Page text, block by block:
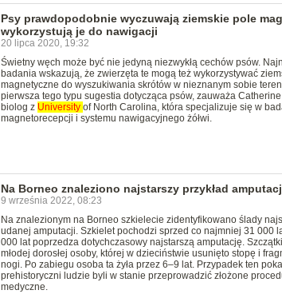
Psy prawdopodobnie wyczuwają ziemskie pole
wykorzystują je do nawigacji
20 lipca 2020, 19:32
Świetny węch może być nie jedyną niezwykłą cechów psów.
badania wskazują, że zwierzęta te mogą też wykorzystywać
magnetyczne do wyszukiwania skrótów w nieznanym sobie
pierwsza tego typu sugestia dotycząca psów, zauważa
biolog z University of North Carolina, która specjalizuje się w
magnetorecepcji i systemu nawigacyjnego żółwi.
Na Borneo znaleziono najstarszy przykład
9 września 2022, 08:23
Na znalezionym na Borneo szkielecie zidentyfikowano ślady
udanej amputacji. Szkielet pochodzi sprzed co najmniej 31 000
000 lat poprzedza dotychczasowy najstarszą amputację.
młodej dorosłej osoby, której w dzieciństwie usunięto stopę i
nogi. Po zabiegu osoba ta żyła przez 6–9 lat. Przypadek ten
prehistoryczni ludzie byli w stanie przeprowadzić złożone
medyczne.